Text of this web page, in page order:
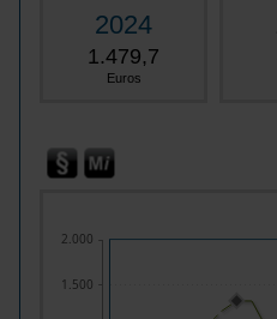
2024
1.479,7
Euros
1.500
2.000